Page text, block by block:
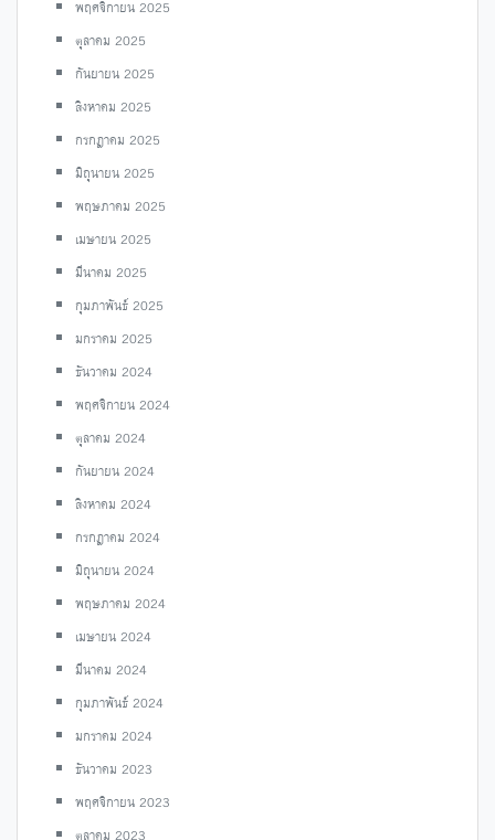
พฤศจิกายน 2025
ตุลาคม 2025
กันยายน 2025
สิงหาคม 2025
กรกฎาคม 2025
มิถุนายน 2025
พฤษภาคม 2025
เมษายน 2025
มีนาคม 2025
กุมภาพันธ์ 2025
มกราคม 2025
ธันวาคม 2024
พฤศจิกายน 2024
ตุลาคม 2024
กันยายน 2024
สิงหาคม 2024
กรกฎาคม 2024
มิถุนายน 2024
พฤษภาคม 2024
เมษายน 2024
มีนาคม 2024
กุมภาพันธ์ 2024
มกราคม 2024
ธันวาคม 2023
พฤศจิกายน 2023
ตุลาคม 2023